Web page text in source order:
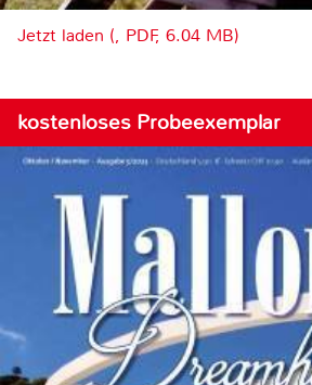
Jetzt laden (, PDF, 6.04 MB)
kostenloses Probeexemplar